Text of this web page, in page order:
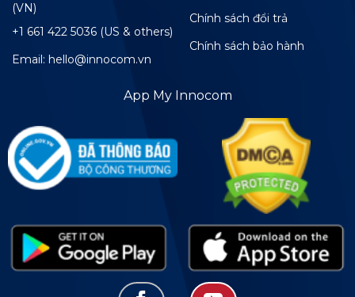
(VN)
+1 661 422 5036 (US & others)
Email: hello@innocom.vn
Chính sách đổi trả
Chính sách bảo hành
App My Innocom